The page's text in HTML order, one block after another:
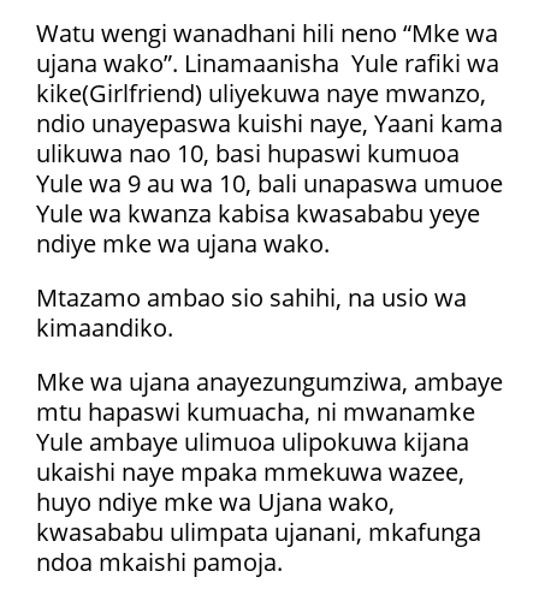
Watu wengi wanadhani hili neno “Mke wa
ujana wako”. Linamaanisha Yule rafiki wa
kike(Girlfriend) uliyekuwa naye mwanzo,
ndio unayepaswa kuishi naye, Yaani kama
ulikuwa nao 10, basi hupaswi kumuoa
Yule wa 9 au wa 10, bali unapaswa umuoe
Yule wa kwanza kabisa kwasababu yeye
ndiye mke wa ujana wako.
Mtazamo ambao sio sahihi, na usio wa
kimaandiko.
Mke wa ujana anayezungumziwa, ambaye
mtu hapaswi kumuacha, ni mwanamke
Yule ambaye ulimuoa ulipokuwa kijana
ukaishi naye mpaka mmekuwa wazee,
huyo ndiye mke wa Ujana wako,
kwasababu ulimpata ujanani, mkafunga
ndoa mkaishi pamoja.